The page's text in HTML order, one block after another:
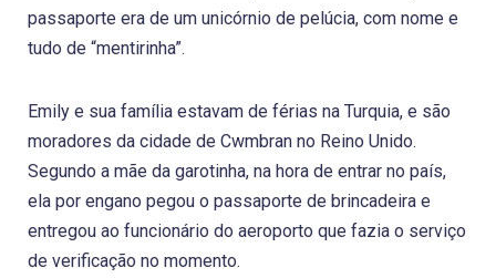
passaporte era de um unicórnio de pelúcia, com nome e
tudo de “mentirinha”.
Emily e sua família estavam de férias na Turquia, e são
moradores da cidade de Cwmbran no Reino Unido.
Segundo a mãe da garotinha, na hora de entrar no país,
ela por engano pegou o passaporte de brincadeira e
entregou ao funcionário do aeroporto que fazia o serviço
de verificação no momento.